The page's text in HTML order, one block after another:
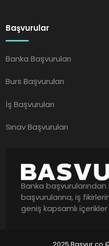
Başvurular
Banka Başvuruları
Burs Başvuruları
İş Başvuruları
Sınav Başvuruları
Banka
başvurularına, iş
geniş kapsamlı